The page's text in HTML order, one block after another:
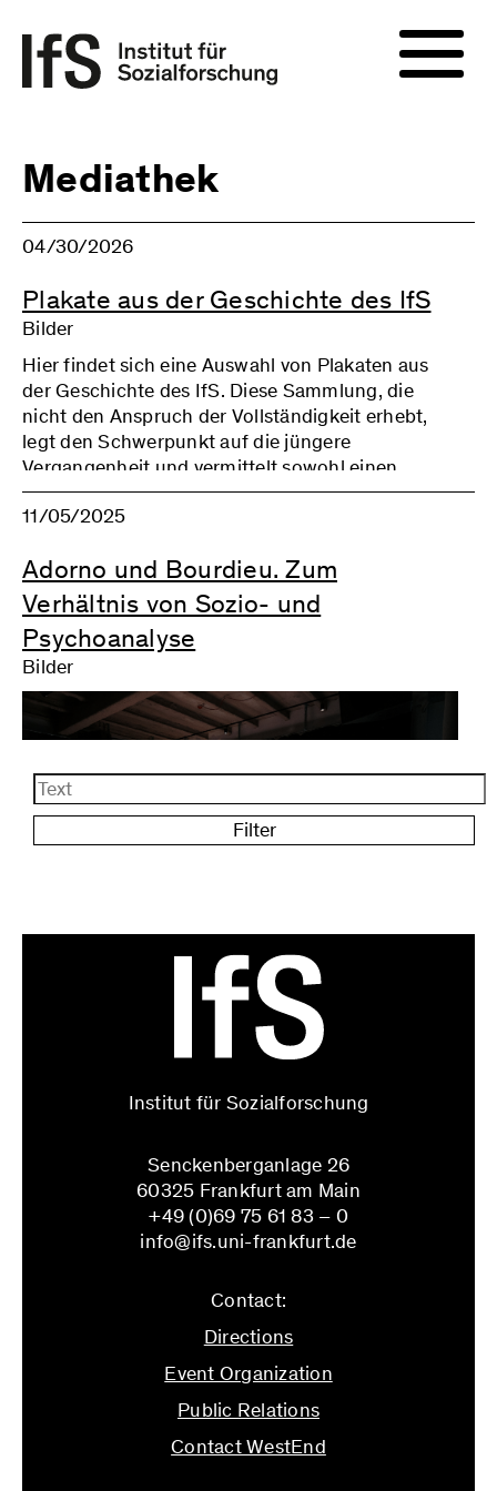
Mediathek
04/30/2026
Plakate aus der Geschichte des IfS
Bilder
Hier findet sich eine Auswahl von Plakaten aus
der Geschichte des IfS. Diese Sammlung, die
nicht den Anspruch der Vollständigkeit erhebt,
legt den Schwerpunkt auf die jüngere
Vergangenheit und vermittelt sowohl einen
Eindruck der sich wandelnden inhaltlichen
Bezüge der IfS-Veranstaltungen als auch der
ästhetischen Vermittlung.
11/05/2025
Adorno und Bourdieu. Zum
Verhältnis von Sozio- und
Psychoanalyse
Bilder
Institut für Sozialforschung
Senckenberganlage 26
60325 Frankfurt am Main
+49 (0)69 75 61 83 – 0
info@ifs.uni-frankfurt.de
Contact:
Directions
Event Organization
Public Relations
Contact WestEnd